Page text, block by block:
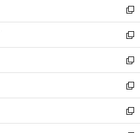
く
で
開
く
ィ
ン
ド
ウ
で
開
く
い
ウ
ィ
ン
ド
ウ
で
開
く
新
し
い
ウ
ィ
ン
ド
ウ
で
開
新
し
い
ウ
ィ
ン
ド
ウ
新
し
い
ウ
ィ
ン
新
し
い
ウ
新
し